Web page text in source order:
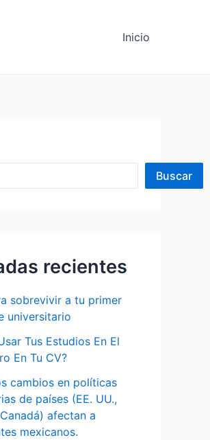
Inicio
Buscar
recientes
sobrevivir a tu primer
universitario
Tus Estudios En El
En Tu CV?
cambios en políticas
de países (EE. UU.,
afectan a
mexicanos.